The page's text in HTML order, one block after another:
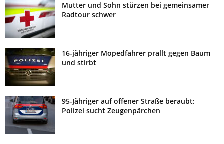
Mutter und Sohn stürzen bei gemeinsamer
Radtour schwer
16-jähriger Mopedfahrer prallt gegen Baum
und stirbt
95-Jähriger auf offener Straße beraubt:
Polizei sucht Zeugenpärchen